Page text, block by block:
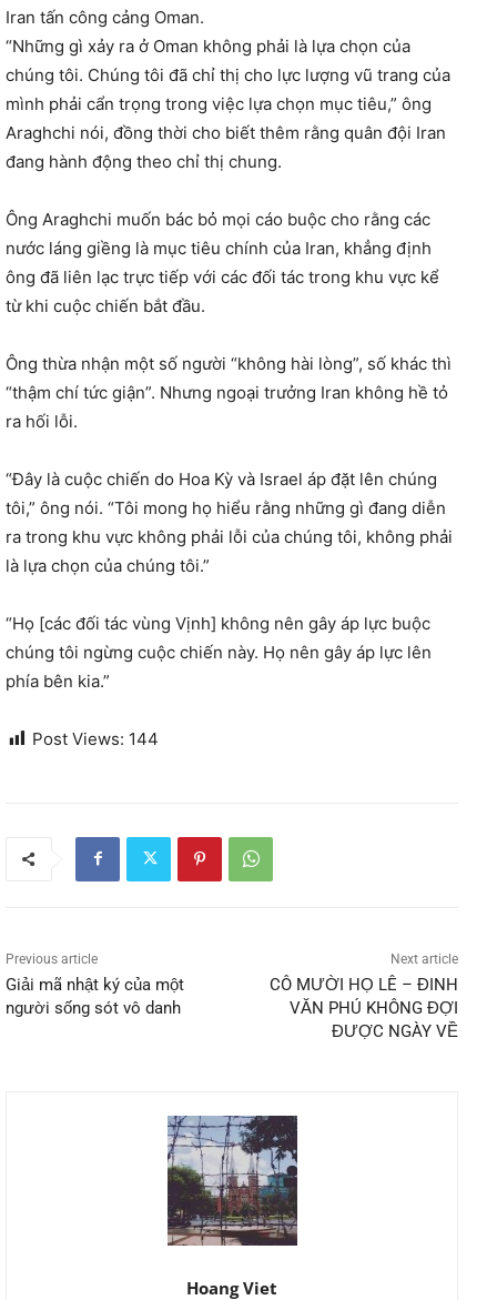
Iran tấn công cảng Oman.
“Những gì xảy ra ở Oman không phải là lựa chọn của
chúng tôi. Chúng tôi đã chỉ thị cho lực lượng vũ trang của
mình phải cẩn trọng trong việc lựa chọn mục tiêu,” ông
Araghchi nói, đồng thời cho biết thêm rằng quân đội Iran
đang hành động theo chỉ thị chung.
Ông Araghchi muốn bác bỏ mọi cáo buộc cho rằng các
nước láng giềng là mục tiêu chính của Iran, khẳng định
ông đã liên lạc trực tiếp với các đối tác trong khu vực kể
từ khi cuộc chiến bắt đầu.
Ông thừa nhận một số người “không hài lòng”, số khác thì
“thậm chí tức giận”. Nhưng ngoại trưởng Iran không hề tỏ
ra hối lỗi.
“Đây là cuộc chiến do Hoa Kỳ và Israel áp đặt lên chúng
tôi,” ông nói. “Tôi mong họ hiểu rằng những gì đang diễn
ra trong khu vực không phải lỗi của chúng tôi, không phải
là lựa chọn của chúng tôi.”
“Họ [các đối tác vùng Vịnh] không nên gây áp lực buộc
chúng tôi ngừng cuộc chiến này. Họ nên gây áp lực lên
phía bên kia.”
Post Views: 144
Previous article
Giải mã nhật ký của một
người sống sót vô danh
Next article
CÔ MƯỜI HỌ LÊ – ĐINH
VĂN PHÚ KHÔNG ĐỢI
ĐƯỢC NGÀY VỀ
Hoang Viet